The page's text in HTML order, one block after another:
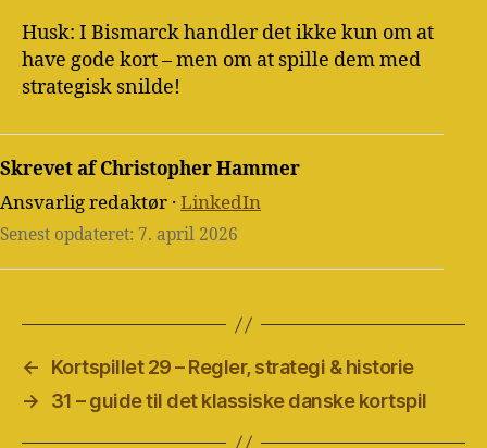
Husk: I Bismarck handler det ikke kun om at
have gode kort – men om at spille dem med
strategisk snilde!
Skrevet af Christopher Hammer
Ansvarlig redaktør ·LinkedIn
Senest opdateret: 7. april 2026
←
Kortspillet 29 – Regler, strategi & historie
→
31 – guide til det klassiske danske kortspil